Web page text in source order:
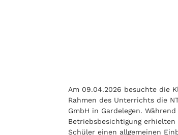
Am 09.04.2026 besuchte die
Rahmen des Unterrichts die
GmbH in Gardelegen.
Betriebsbesichtigung
Schüler einen allgemeinen